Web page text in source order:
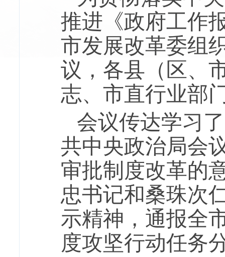
推进《政府工作
市发展改革委组
议，各县（区、
志、市直行业部
会议传达学习
共中央政治局会
审批制度改革的
忠书记和桑珠次
示精神，通报全
度攻坚行动任务